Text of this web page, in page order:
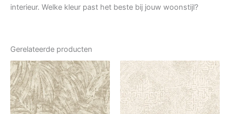
interieur. Welke kleur past het beste bij jouw woonstijl?
Gerelateerde producten